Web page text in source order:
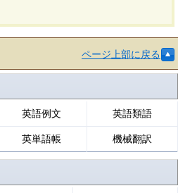
ページ上部に戻る
英語例文 英語類語
英単語帳 機械翻訳